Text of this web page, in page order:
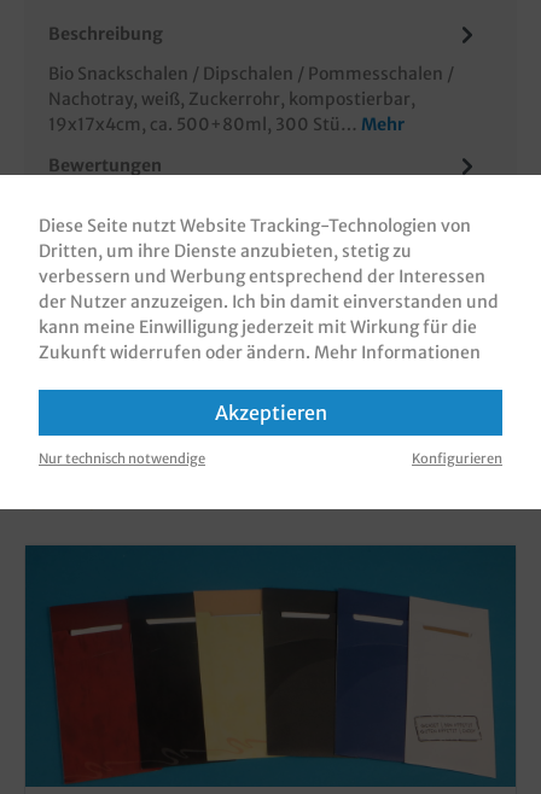
Beschreibung
Bio Snackschalen / Dipschalen / Pommesschalen /
Nachotray, weiß, Zuckerrohr, kompostierbar,
19x17x4cm, ca. 500+80ml, 300 Stü… Mehr
Bewertungen
HABEN, HABEN AUCH DIESE PRODUKTE
Diese Seite nutzt Website Tracking-Technologien von
Dritten, um ihre Dienste anzubieten, stetig zu
verbessern und Werbung entsprechend der Interessen
der Nutzer anzuzeigen. Ich bin damit einverstanden und
kann meine Einwilligung jederzeit mit Wirkung für die
Zukunft widerrufen oder ändern. Mehr Informationen
Akzeptieren
Nur technisch notwendige Konfigurieren